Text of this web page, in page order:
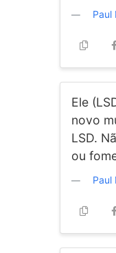
Paul
Ele
novo
LSD.
ou
Paul